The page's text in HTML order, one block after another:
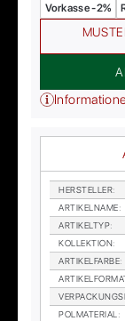
Vorkasse -2%
HER­STEL­LER:
AR­TI­KEL­NA­ME:
AR­TI­KEL­TYP:
KOL­LEK­TI­ON:
AR­TI­KEL­FAR­BE:
POL­MA­TE­RI­AL: